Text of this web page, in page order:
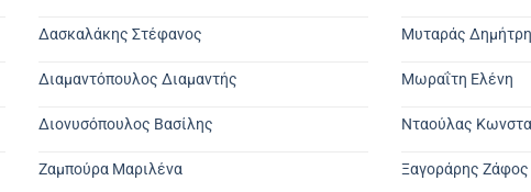
Δασκαλάκης Στέφανος
Διαμαντόπουλος Διαμαντής
Διονυσόπουλος Βασίλης
Ζαμπούρα Μαριλένα
Μυταράς
Μωραΐτη Ελένη
Νταούλας
Ξαγοράρης Ζάφος